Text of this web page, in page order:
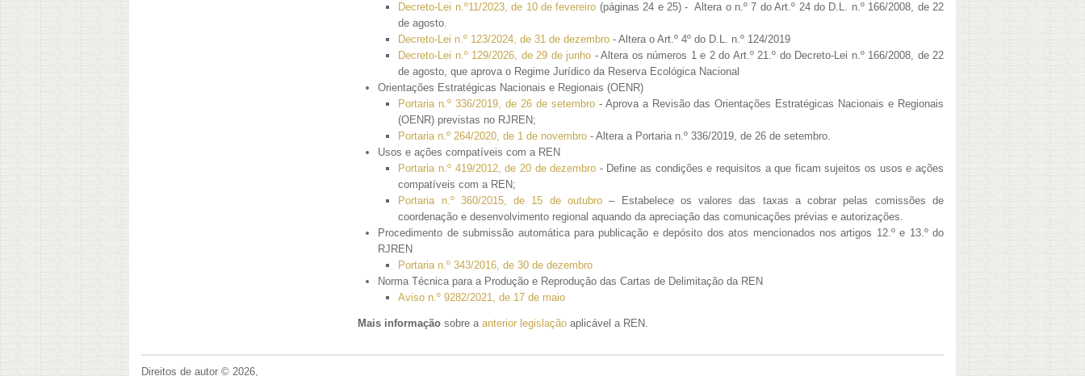
Decreto-Lei n.º11/2023, de 10 de fevereiro (páginas 24 e 25) - Altera o n.º 7 do Art.º 24 do D.L. n.º 166/2008, de 22
de agosto.
Decreto-Lei n.º 123/2024, de 31 de dezembro - Altera o Art.º 4º do D.L. n.º 124/2019
Decreto-Lei n.º 129/2026, de 29 de junho - Altera os números 1 e 2 do Art.º 21.º do Decreto-Lei n.º 166/2008, de 22
de agosto, que aprova o Regime Jurídico da Reserva Ecológica Nacional
Orientações Estratégicas Nacionais e Regionais (OENR)
Portaria n.º 336/2019, de 26 de setembro- Aprova a Revisão das Orientações Estratégicas Nacionais e Regionais
(OENR) previstas no RJREN;
Portaria n.º 264/2020, de 1 de novembro - Altera a Portaria n.º 336/2019, de 26 de setembro.
Usos e ações compatíveis com a REN
Portaria n.º 419/2012, de 20 de dezembro - Define as condições e requisitos a que ficam sujeitos os usos e ações
compatíveis com a REN;
Portaria n.º 360/2015, de 15 de outubro – Estabelece os valores das taxas a cobrar pelas comissões de
coordenação e desenvolvimento regional aquando da apreciação das comunicações prévias e autorizações.
Procedimento de submissão automática para publicação e depósito dos atos mencionados nos artigos 12.º e 13.º do
RJREN
Portaria n.º 343/2016, de 30 de dezembro
Norma Técnica para a Produção e Reprodução das Cartas de Delimitação da REN
Aviso n.º 9282/2021, de 17 de maio
Mais informação sobre aanterior legislação aplicável a REN.
Direitos de autor © 2026,